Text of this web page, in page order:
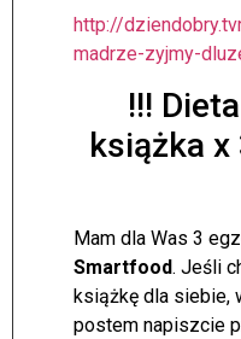
http://
madrze-zyjmy-
!!!
książka
Mam dla Was 3
Smartfood. Jeśli
książkę dla siebie,
postem napiszcie